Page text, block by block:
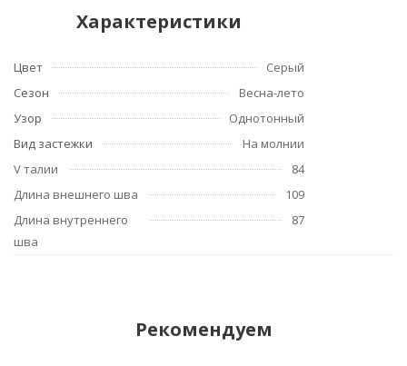
Характеристики
Цвет
Серый
Сезон
Весна-лето
Узор
Однотонный
Вид застежки
На молнии
V талии
84
Длина внешнего шва
109
Длина внутреннего
шва
87
Рекомендуем